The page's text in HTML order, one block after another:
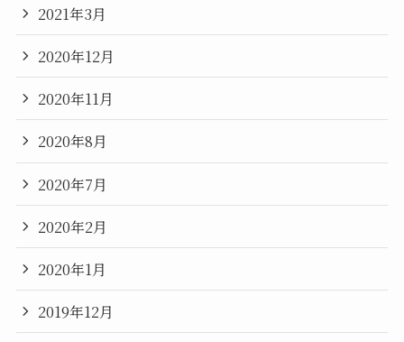
2021年3月
2020年12月
2020年11月
2020年8月
2020年7月
2020年2月
2020年1月
2019年12月